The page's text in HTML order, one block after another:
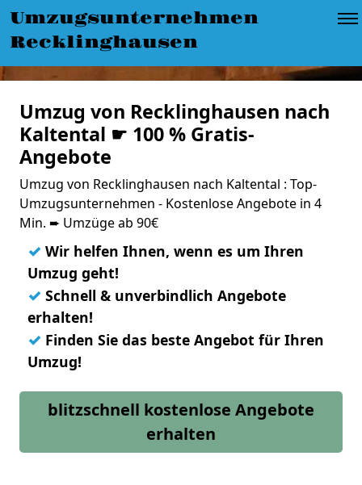
Umzugsunternehmen
Recklinghausen
Umzug von Recklinghausen nach
Kaltental ☛ 100 % Gratis-
Angebote
Umzug von Recklinghausen nach Kaltental : Top-
Umzugsunternehmen - Kostenlose Angebote in 4
Min. ➨ Umzüge ab 90€
✓ Wir helfen Ihnen, wenn es um Ihren
Umzug geht!
✓ Schnell & unverbindlich Angebote
erhalten!
✓ Finden Sie das beste Angebot für Ihren
Umzug!
blitzschnell kostenlose Angebote
erhalten